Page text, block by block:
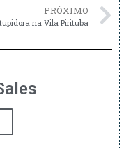
PRÓXIMO
na Vila Pirituba